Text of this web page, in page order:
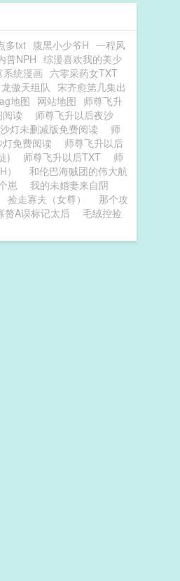
多txt 腹黑小少爷H 一程风
普NPH 综漫喜欢我的美少
系统漫画 六零采药女TXT
龙傲天组队
宋齐愈第几集出
地图 网站地图 师尊飞升
读
师尊飞升以后夜沙
灯未删减版免费阅读
师
免费阅读
师尊飞升以后
) 师尊飞升以后TXT
师
和伦巴海贼团的伟大航
崽
我的未婚妻来自阴
捡走寡夫（女尊）
那个攻
赘A误标记太后
毛绒控捡